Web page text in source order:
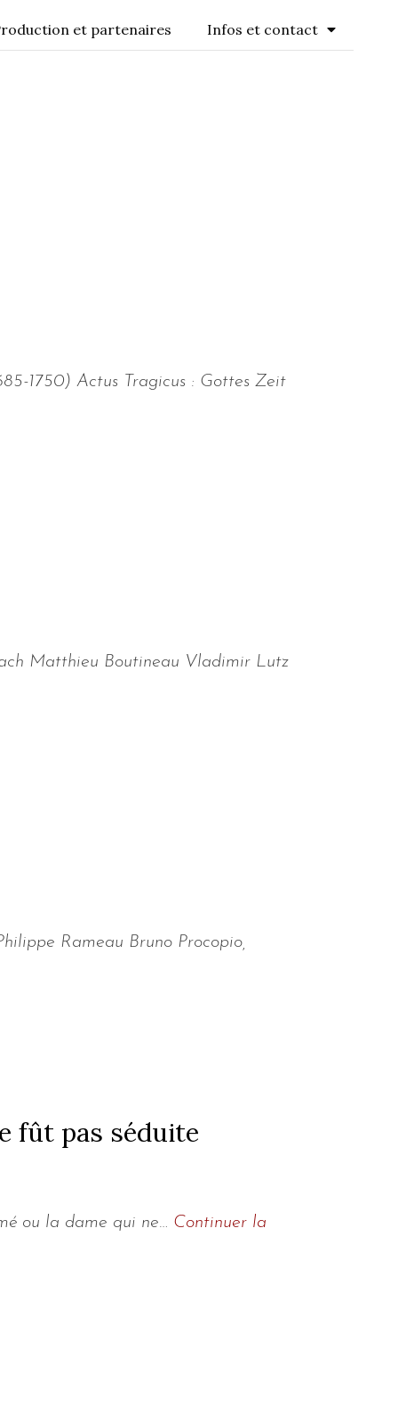
et partenaires Infos et contact
1750) Actus Tragicus : Gottes Zeit
Matthieu Boutineau Vladimir Lutz
Rameau Bruno Procopio,
fût pas séduite
ou la dame qui ne… Continuer la